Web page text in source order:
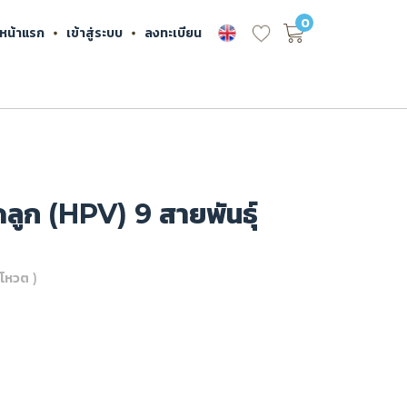
หน้าแรก เข้าสู่ระบบ ลงทะเบียน
0
ลูก (HPV) 9 สายพันธุ์
หวต )